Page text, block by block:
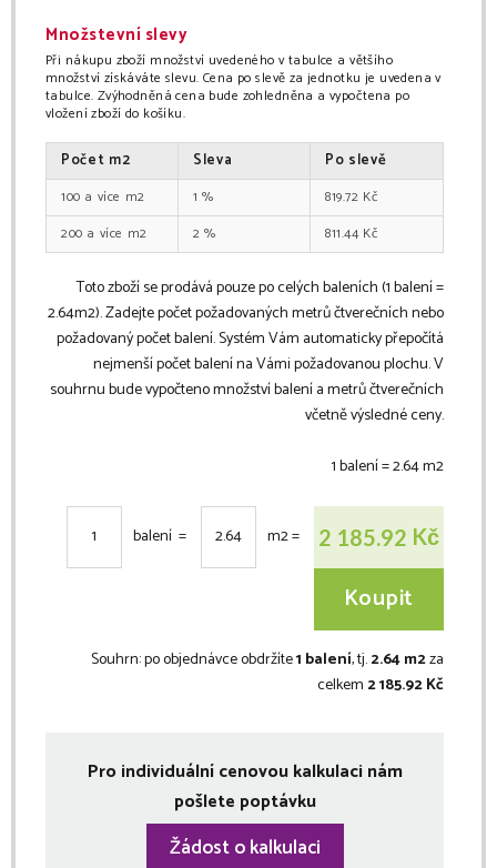
Množstevní slevy
Při nákupu zboží množství uvedeného v tabulce a většího
množství získáváte slevu. Cena po slevě za jednotku je uvedena v
tabulce. Zvýhodněná cena bude zohledněna a vypočtena po
vložení zboží do košíku.
Počet m2 Sleva Po slevě
100 m2 1 % 819.72 Kč
200
m2 2 % 811.44 Kč
Toto zboží se prodává pouze po celých baleních (1 balení =
2.64m2). Zadejte počet požadovaných metrů čtverečních nebo
požadovaný počet balení. Systém Vám automaticky přepočítá
nejmenší počet balení na Vámi požadovanou plochu. V
souhrnu bude vypočteno množství balení a metrů čtverečních
včetně výsledné ceny.
1 balení =2.64m2
balení = m2= 2 185.92 Kč
Koupit
Souhrn:po objednávce obdržíte1 balení, tj.2.64 m2za
celkem 2 185.92 Kč
Pro individuální cenovou kalkulaci nám
pošlete poptávku
Žádost o kalkulaci